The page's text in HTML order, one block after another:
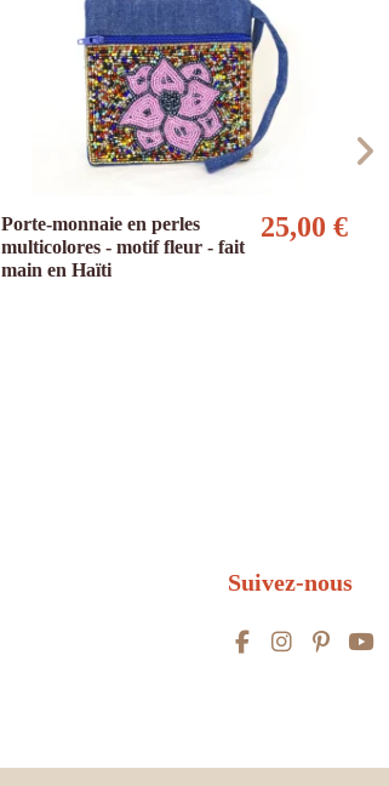
Porte-monnaie en perles
multicolores - motif fleur - fait
main en Haïti
25,00 €
Suivez-nous